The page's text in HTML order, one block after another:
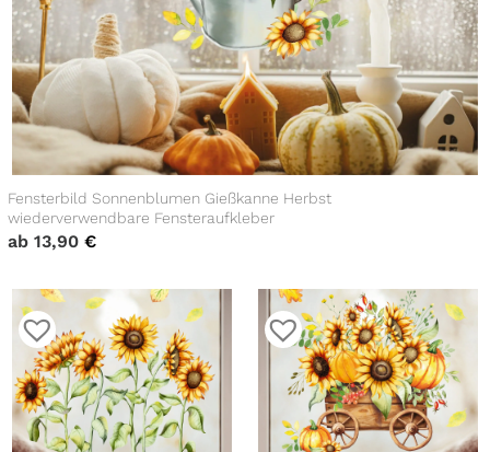
Fensterbild Sonnenblumen Gießkanne Herbst
wiederverwendbare Fensteraufkleber
ab 13,90 €